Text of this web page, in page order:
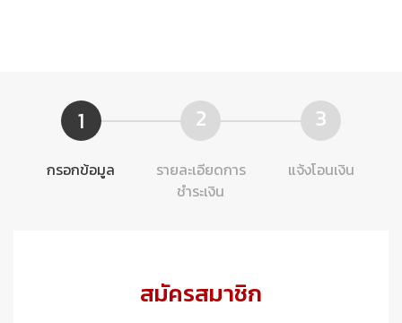
1
กรอกข้อมูล
2
รายละเอียดการ
ชำระเงิน
3
แจ้งโอนเงิน
สมัครสมาชิก